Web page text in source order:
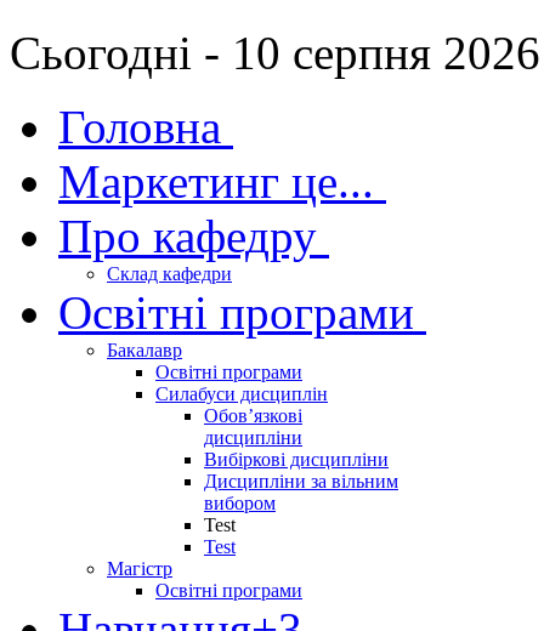
Сьогодні - 10 серпня
Головна
Маркетинг це...
Про кафедру
Склад кафедри
Освітні програми
Бакалавр
Освітні програми
Силабуси дисциплін
Обов’язкові
дисципліни
Вибіркові дисципліни
Дисципліни за вільним
вибором
Test
Test
Магістр
Освітні програми